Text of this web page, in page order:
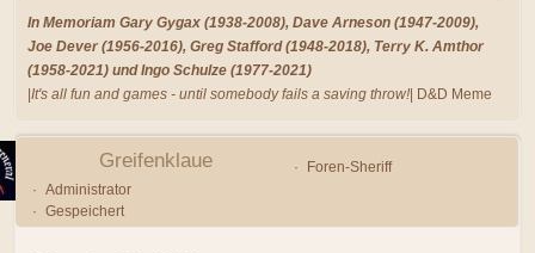
In Memoriam Gary Gygax (1938-2008), Dave Arneson (1947-2009),
Joe Dever (1956-2016), Greg Stafford (1948-2018), Terry K. Amthor
(1958-2021) und Ingo Schulze (1977-2021)
|It's all fun and games - until somebody fails a saving throw!| D&D Meme
Greifenklaue
Foren-Sheriff
Administrator
Gespeichert